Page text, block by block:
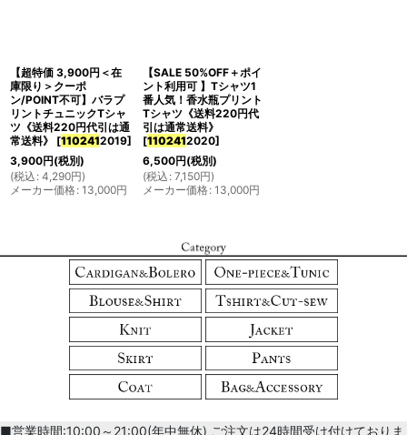
【超特価 3,900円＜在
庫限り＞クーポ
ン/POINT不可】バラプ
リントチュニックTシャ
ツ《送料220円代引は通
常送料》
[1102412019]
3,900円(税別)
(税込 : 4,290円)
メーカー価格: 13,000円
【SALE 50%OFF＋ポイ
ント利用可 】Tシャツ1
番人気！香水瓶プリント
Tシャツ《送料220円代
引は通常送料》
[1102412020]
6,500円(税別)
(税込 : 7,150円)
メーカー価格: 13,000円
■営業時間:10:00～21:00(年中無休) ご注文は24時間受け付けておりま